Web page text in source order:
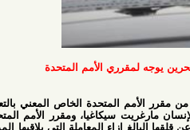
المتحدة الخاص المعني بالتعذيب خوان
سيكاغيا، ومقرر الأمم المتحدة الخاص
المعاملة التي يلاقيها المدافعون عن